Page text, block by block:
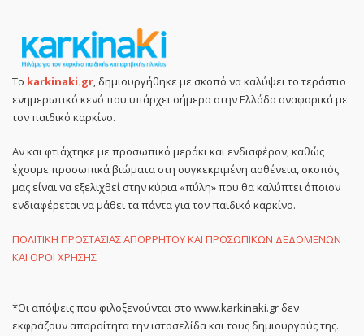
Το karkinaki.gr, δημιουργήθηκε με σκοπό να καλύψει το τεράστιο
ενημερωτικό κενό που υπάρχει σήμερα στην Ελλάδα αναφορικά με
τον παιδικό καρκίνο.
Αν και φτιάχτηκε με προσωπικό μεράκι και ενδιαφέρον, καθώς
έχουμε προσωπικά βιώματα στη συγκεκριμένη ασθένεια, σκοπός
μας είναι να εξελιχθεί στην κύρια «πύλη» που θα καλύπτει όποιον
ενδιαφέρεται να μάθει τα πάντα για τον παιδικό καρκίνο.
ΠΟΛΙΤΙΚΗ ΠΡΟΣΤΑΣΙΑΣ ΑΠΟΡΡΗΤΟΥ ΚΑΙ ΠΡΟΣΩΠΙΚΩΝ ΔΕΔΟΜΕΝΩΝ
ΚΑΙ ΟΡΟΙ ΧΡΗΣΗΣ
*Οι απόψεις που φιλοξενούνται στο www.karkinaki.gr δεν
εκφράζουν απαραίτητα την ιστοσελίδα και τους δημιουργούς της.